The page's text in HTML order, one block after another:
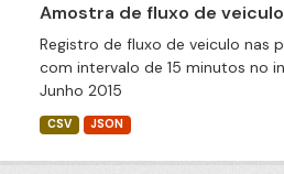
Amostra de fluxo de
Registro de fluxo de veiculo nas
com intervalo de 15 minutos no
Junho 2015
CSV JSON